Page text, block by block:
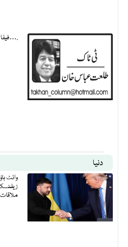
فیفا فٹ بال پاکستان کا مگر….
دنیا
وائٹ